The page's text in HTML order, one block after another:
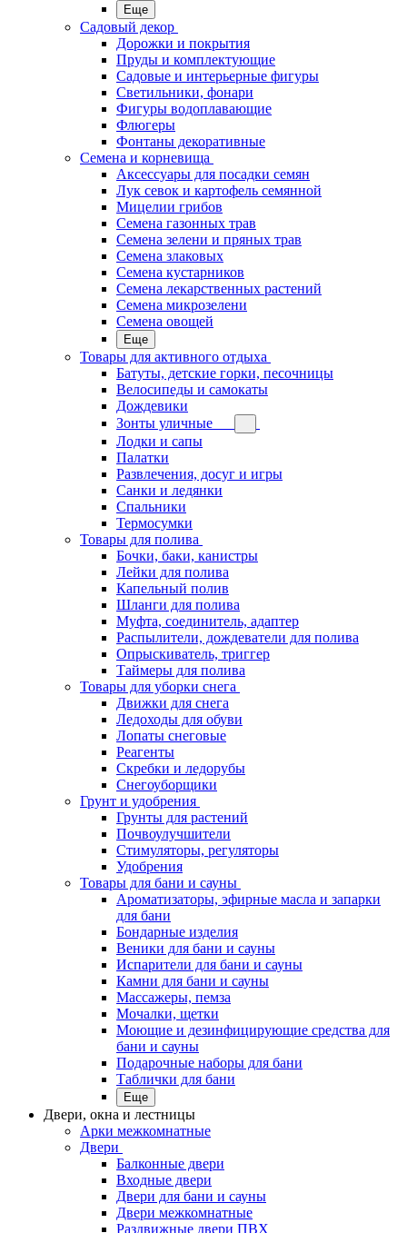
Еще
Садовый декор
Дорожки и покрытия
Пруды и комплектующие
Садовые и интерьерные фигуры
Светильники, фонари
Фигуры водоплавающие
Флюгеры
Фонтаны декоративные
Семена и корневища
Аксессуары для посадки семян
Лук севок и картофель семянной
Мицелии грибов
Семена газонных трав
Семена зелени и пряных трав
Семена злаковых
Семена кустарников
Семена лекарственных растений
Семена микрозелени
Семена овощей
Еще
Товары для активного отдыха
Батуты, детские горки, песочницы
Велосипеды и самокаты
Дождевики
Зонты уличные
Лодки и сапы
Палатки
Развлечения, досуг и игры
Санки и ледянки
Спальники
Термосумки
Товары для полива
Бочки, баки, канистры
Лейки для полива
Капельный полив
Шланги для полива
Муфта, соединитель, адаптер
Распылители, дождеватели для полива
Опрыскиватель, триггер
Таймеры для полива
Товары для уборки снега
Движки для снега
Ледоходы для обуви
Лопаты снеговые
Реагенты
Скребки и ледорубы
Снегоуборщики
Грунт и удобрения
Грунты для растений
Почвоулучшители
Стимуляторы, регуляторы
Удобрения
Товары для бани и сауны
Ароматизаторы, эфирные масла и запарки
для бани
Бондарные изделия
Веники для бани и сауны
Испарители для бани и сауны
Камни для бани и сауны
Массажеры, пемза
Мочалки, щетки
Моющие и дезинфицирующие средства для
бани и сауны
Подарочные наборы для бани
Таблички для бани
Еще
Двери, окна и лестницы
Арки межкомнатные
Двери
Балконные двери
Входные двери
Двери для бани и сауны
Двери межкомнатные
Раздвижные двери ПВХ